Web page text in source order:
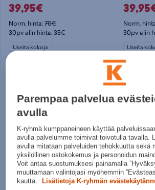
39,95€
Norm. hinta:70€
30pv alin hinta: 35€
Useita kokoja
Norm.
30pv alin
Useita
adidas
VL Court Base - miesten matalavartiset tennarit
Nike
Parempaa palvelua
avulla
K-ryhmä kumppaneineen käyttää
avulla palvelumme toimivat toivotulla tavalla.
avulla mitataan palveluiden tehokkuutta sekä
yksilöllinen ostokokemus ja personoidun
Voit antaa suostumuksesi painamalla
muuttamaan valintojasi myöhemmin
kautta.
Lisätietoja K-ryhmän